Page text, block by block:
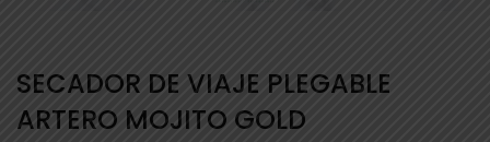
SECADOR DE VIAJE PLEGABLE
ARTERO MOJITO GOLD